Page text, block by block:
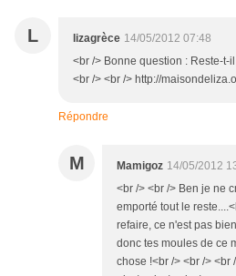
L lizagrèce 14/05/2012 07:48
<br /> Bonne question : Reste-t-
<br /> <br /> http://
Répondre
M Mamigoz 14/05/2012
<br /> <br /> Ben je ne
emporté tout le
refaire, ce n'est pas
donc tes moules de ce
chose !<br /> <br />